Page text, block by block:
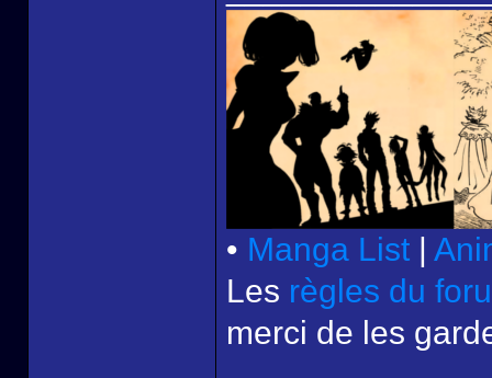
• Manga List |
Les règles du
merci de les